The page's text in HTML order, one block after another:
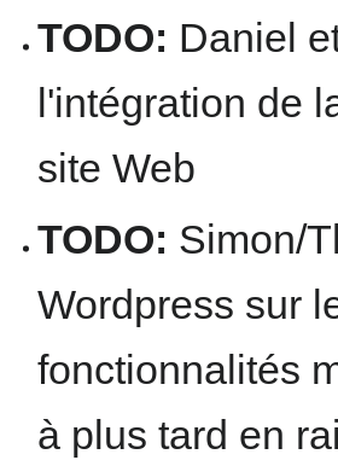
TODO: Daniel
l'intégration de
site Web
TODO: Simon/
Wordpress sur
fonctionnalités
à plus tard en